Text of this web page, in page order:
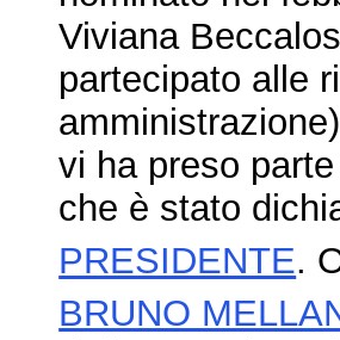
Viviana
partecipato alle
vi ha preso
che è stato
PRESIDENTE.
BRUNO